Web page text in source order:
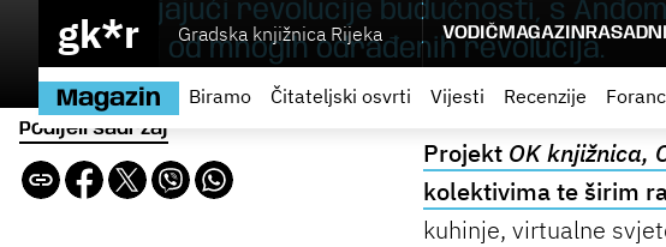
gk*r Gradska knjižnica Rijeka VODIČMAGAZIN
Magazin Biramo Čitateljski osvrti Vijesti Recenzije
usustavljajući revolucije budućnosti, s
se jednoj od mnogih odrađenih revolucija.
Podijeli sadržaj
Projekt OK knjižnica,
kolektivima te širim
kuhinje, virtualne